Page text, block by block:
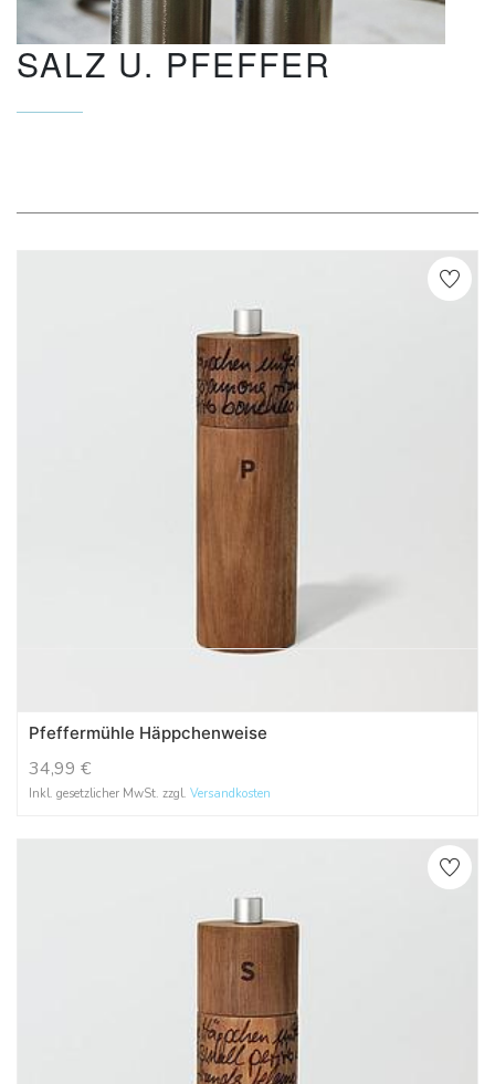
SALZ U. PFEFFER
Pfeffermühle Häppchenweise
34,99 €
Inkl. gesetzlicher MwSt. zzgl. Versandkosten